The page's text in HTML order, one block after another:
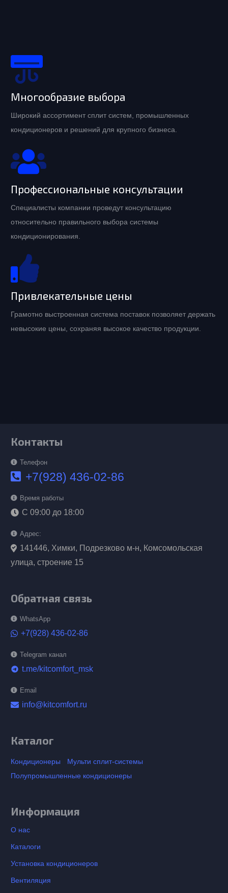
Многообразие выбора
Широкий ассортимент сплит систем, промышленных
кондиционеров и решений для крупного бизнеса.
Профессиональные консультации
Специалисты компании проведут консультацию
относительно правильного выбора системы
кондиционирования.
Привлекательные цены
Грамотно выстроенная система поставок позволяет держать
невысокие цены, сохраняя высокое качество продукции.
Контакты
Телефон
+7(928) 436-02-86
Время работы
С 09:00 до 18:00
Адрес:
141446, Химки, Подрезково м-н, Комсомольская
улица, строение 15
Обратная связь
WhatsApp
+7(928) 436-02-86
Telegram канал
telegram t.me/kitcomfort_msk
Email
info@kitcomfort.ru
Каталог
Кондиционеры
Мульти сплит-системы
Полупромышленные кондиционеры
Информация
О нас
Каталоги
Установка кондиционеров
Вентиляция